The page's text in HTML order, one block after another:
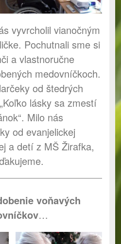
vyvrcholil vianočným
Pochutnali sme si
a vlastnoručne
medovníčkoch.
od štedrých
lásky sa zmestí
Milo nás
od evanjelickej
a detí z MŠ Žirafka,
voňavých
…